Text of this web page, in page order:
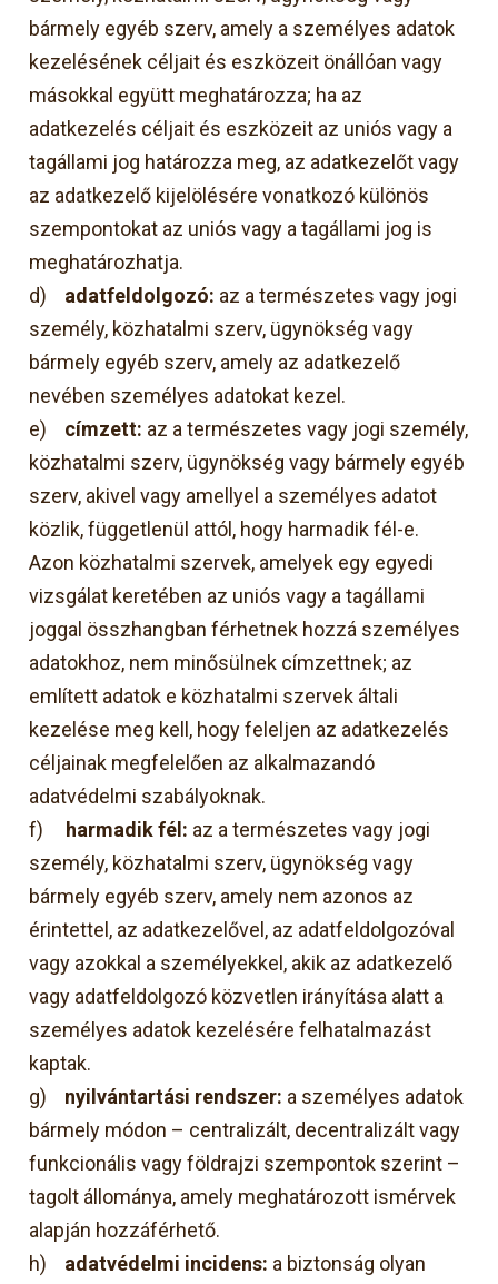
bármely egyéb szerv, amely a személyes adatok
kezelésének céljait és eszközeit önállóan vagy
másokkal együtt meghatározza; ha az
adatkezelés céljait és eszközeit az uniós vagy a
tagállami jog határozza meg, az adatkezelőt vagy
az adatkezelő kijelölésére vonatkozó különös
szempontokat az uniós vagy a tagállami jog is
meghatározhatja.
d) adatfeldolgozó: az a természetes vagy jogi
személy, közhatalmi szerv, ügynökség vagy
bármely egyéb szerv, amely az adatkezelő
nevében személyes adatokat kezel.
e) címzett: az a természetes vagy jogi személy,
közhatalmi szerv, ügynökség vagy bármely egyéb
szerv, akivel vagy amellyel a személyes adatot
közlik, függetlenül attól, hogy harmadik fél-e.
Azon közhatalmi szervek, amelyek egy egyedi
vizsgálat keretében az uniós vagy a tagállami
joggal összhangban férhetnek hozzá személyes
adatokhoz, nem minősülnek címzettnek; az
említett adatok e közhatalmi szervek általi
kezelése meg kell, hogy feleljen az adatkezelés
céljainak megfelelően az alkalmazandó
adatvédelmi szabályoknak.
f)
harmadik fél: az a természetes vagy jogi
személy, közhatalmi szerv, ügynökség vagy
bármely egyéb szerv, amely nem azonos az
érintettel, az adatkezelővel, az adatfeldolgozóval
vagy azokkal a személyekkel, akik az adatkezelő
vagy adatfeldolgozó közvetlen irányítása alatt a
személyes adatok kezelésére felhatalmazást
kaptak.
g) nyilvántartási rendszer: a személyes adatok
bármely módon – centralizált, decentralizált vagy
funkcionális vagy földrajzi szempontok szerint –
tagolt állománya, amely meghatározott ismérvek
alapján hozzáférhető.
h) adatvédelmi incidens: a biztonság olyan